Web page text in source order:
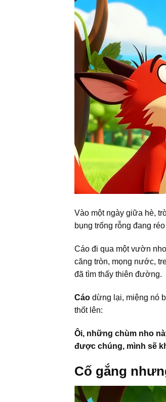
Vào một ngày giữa hè,
bụng trống rỗng đang
Cáo đi qua một vườn
căng tròn, mọng nước,
đã tìm thấy thiên đường.
Cáo dừng lại, miệng nó
thốt lên:
Ôi, những chùm nho
được chúng, mình sẽ
Cố gắng